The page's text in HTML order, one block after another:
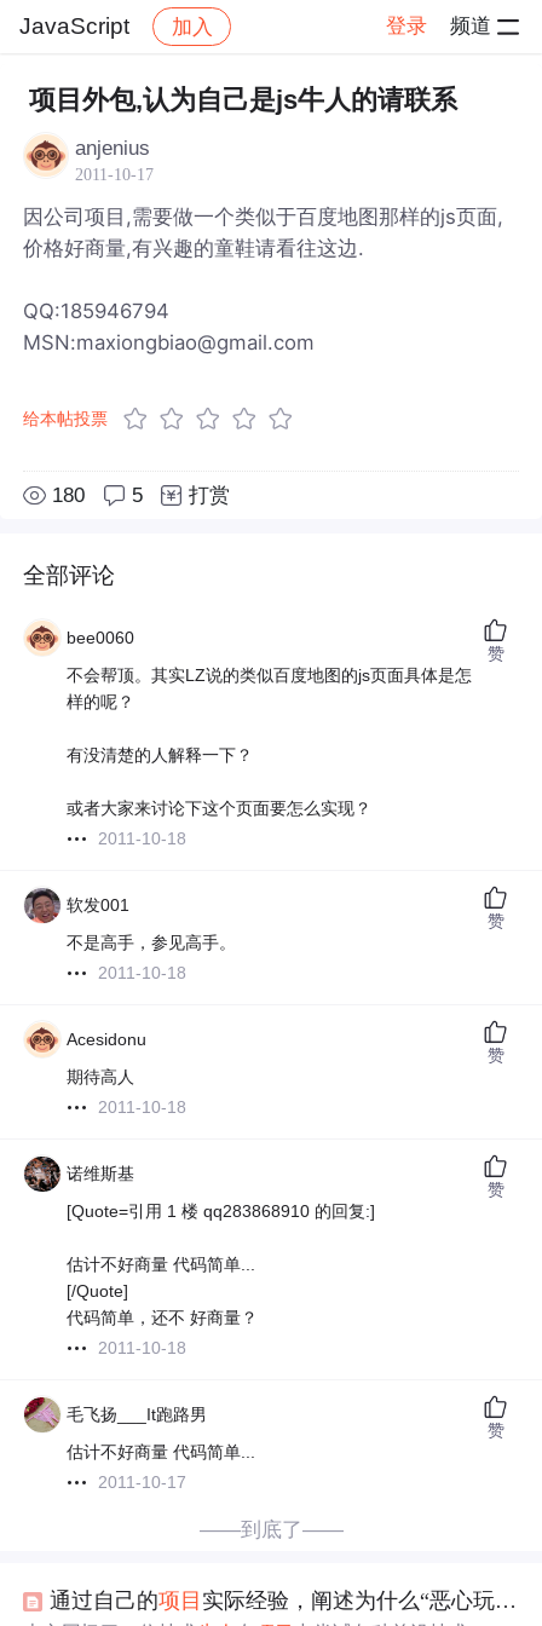
JavaScript 加入 登录 频道
社区 JavaScript 帖子详情
项目外包,认为自己是js牛人的请联系
anjenius
2011-10-17
因公司项目,需要做一个类似于百度地图那样的js页面,
价格好商量,有兴趣的童鞋请看往这边.
QQ:185946794
MSN:maxiongbiao@gmail.com
给本帖投票
180 5 打赏
全部评论
bee0060
不会帮顶。其实LZ说的类似百度地图的js页面具体是怎
样的呢？
有没清楚的人解释一下？
或者大家来讨论下这个页面要怎么实现？
2011-10-18
赞
软发001
不是高手，参见高手。
2011-10-18
赞
Acesidonu
期待高人
2011-10-18
赞
诺维斯基
[Quote=引用 1 楼 qq283868910 的回复:]
估计不好商量 代码简单...
[/Quote]
代码简单，还不 好商量？
2011-10-18
赞
毛飞扬___It跑路男
估计不好商量 代码简单...
2011-10-17
赞
——到底了——
通过自己的项目 实际经验，阐述为什么“恶心玩技术”？玩.NET的B/S的教训（四）